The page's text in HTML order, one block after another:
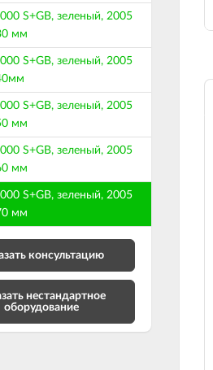
S+GB, зеленый, 2005
мм
S+GB, зеленый, 2005
S+GB, зеленый, 2005
мм
S+GB, зеленый, 2005
мм
S+GB, зеленый, 2005
мм
консультацию
нестандартное
оборудование